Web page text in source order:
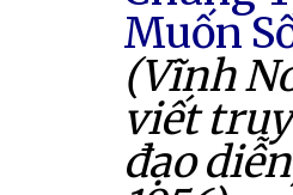
Muốn
(Vĩnh
viết
đạo